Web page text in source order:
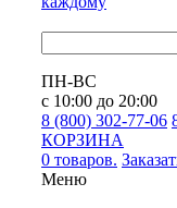
ПН-ВС
с 10:00 до 20:00
8 (800) 302-77-06
КОРЗИНА
0 товаров.
Меню